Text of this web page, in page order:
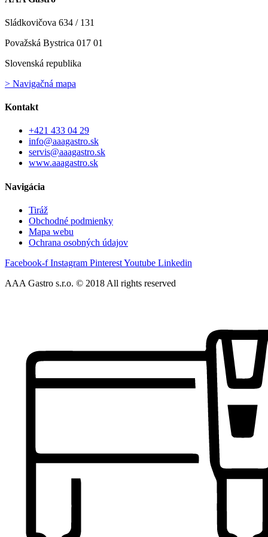
Sládkovičova 634 / 131
Považská Bystrica 017 01
Slovenská republika
> Navigačná mapa
Kontakt
+421 433 04 29
info@aaagastro.sk
servis@aaagastro.sk
www.aaagastro.sk
Navigácia
Tiráž
Obchodné podmienky
Mapa webu
Ochrana osobných údajov
Facebook-f Instagram PinterestYoutube Linkedin
AAA Gastro s.r.o. © 2018 All rights reserved​